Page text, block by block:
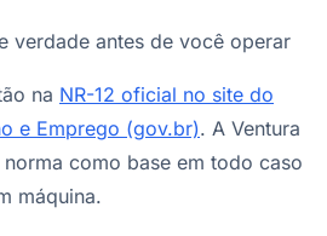
verdade antes de você operar
na NR-12 oficial no site do
e Emprego (gov.br). A Ventura
como base em todo caso
máquina.